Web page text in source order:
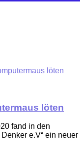
löten
fand in den
e.V“ ein neuer